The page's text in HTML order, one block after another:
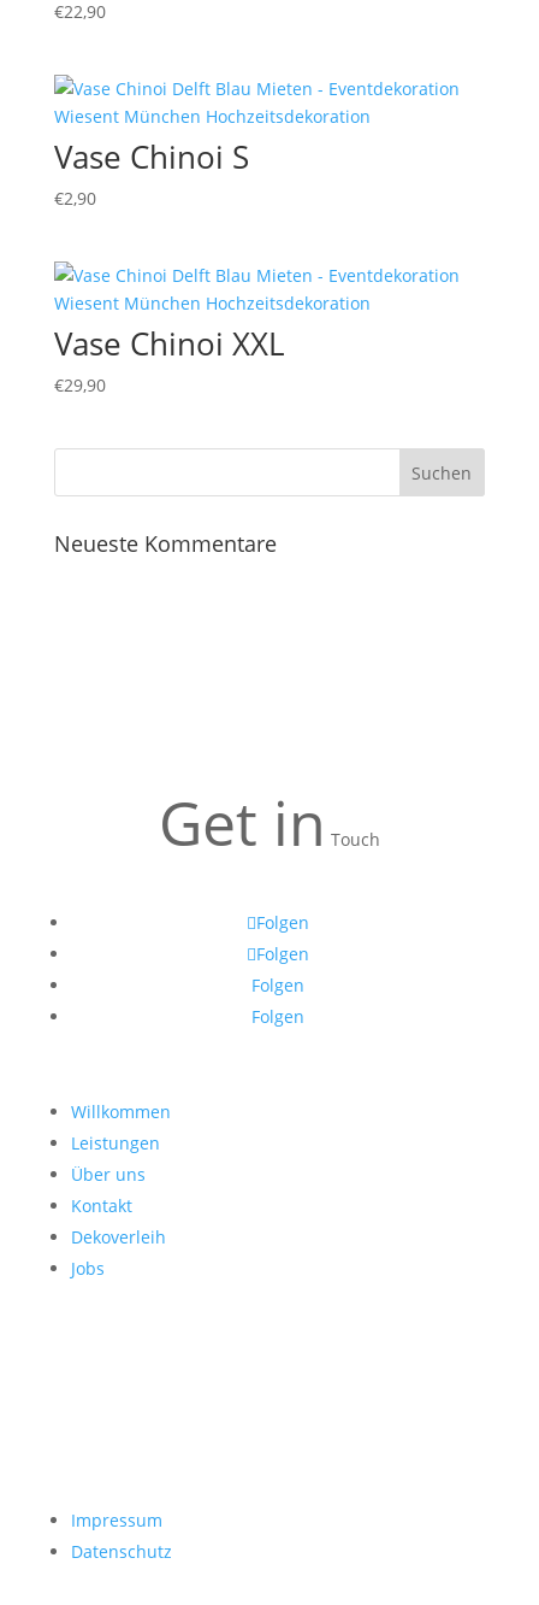
€22,90
Vase Chinoi S
€2,90
Vase Chinoi XXL
€29,90
Neueste Kommentare
Get in Touch
Folgen
Folgen
Folgen
Folgen
Willkommen
Leistungen
Über uns
Kontakt
Dekoverleih
Jobs
Impressum
Datenschutz